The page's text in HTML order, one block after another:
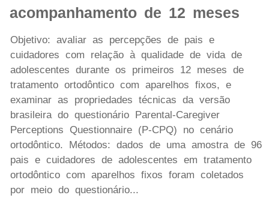
acompanhamento de 12 meses
Objetivo: avaliar as percepções de pais e
cuidadores com relação à qualidade de vida de
adolescentes durante os primeiros 12 meses de
tratamento ortodôntico com aparelhos fixos, e
examinar as propriedades técnicas da versão
brasileira do questionário Parental-Caregiver
Perceptions Questionnaire (P-CPQ) no cenário
ortodôntico. Métodos: dados de uma amostra de 96
pais e cuidadores de adolescentes em tratamento
ortodôntico com aparelhos fixos foram coletados
por meio do questionário...